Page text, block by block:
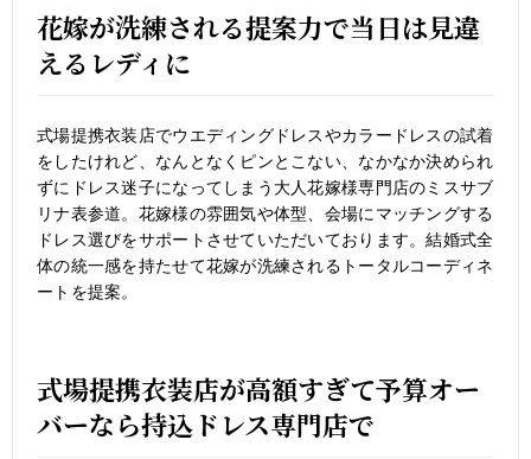
花嫁が洗練される提案力で当日は見違
えるレディに
式場提携衣装店でウエディングドレスやカラードレスの試着
をしたけれど、なんとなくピンとこない、なかなか決められ
ずにドレス迷子になってしまう大人花嫁様専門店のミスサブ
リナ表参道。花嫁様の雰囲気や体型、会場にマッチングする
ドレス選びをサポートさせていただいております。結婚式全
体の統一感を持たせて花嫁が洗練されるトータルコーディネ
ートを提案。
式場提携衣装店が高額すぎて予算オー
バーなら持込ドレス専門店で